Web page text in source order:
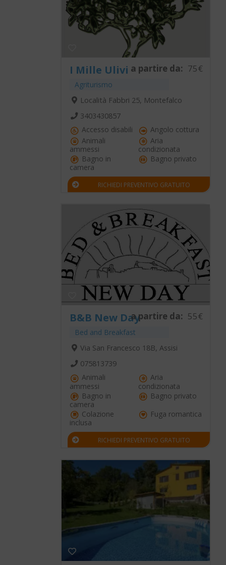
I Mille Ulivi
Agriturismo
a partire da: 75€
Località Fabbri 25, Montefalco
3403430857
Accesso disabili
Angolo cottura
Animali
ammessi
Aria
condizionata
Bagno in
camera
Bagno privato
RICHIEDI PREVENTIVO GRATUITO
B&B New Day
Bed and Breakfast
a partire da: 55€
Via San Francesco 18B, Assisi
075813739
Animali
ammessi
Aria
condizionata
Bagno in
camera
Bagno privato
Colazione
inclusa
Fuga romantica
RICHIEDI PREVENTIVO GRATUITO